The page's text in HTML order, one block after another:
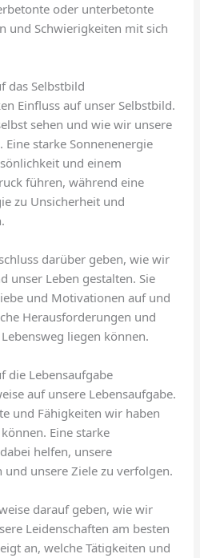
oder unterbetonte
und Schwierigkeiten mit sich
das Selbstbild
Einfluss auf unser Selbstbild.
sehen und wie wir unsere
starke Sonnenenergie
und einem
führen, während eine
zu Unsicherheit und
darüber geben, wie wir
unser Leben gestalten. Sie
und Motivationen auf und
Herausforderungen und
liegen können.
die Lebensaufgabe
auf unsere Lebensaufgabe.
und Fähigkeiten wir haben
Eine starke
helfen, unsere
unsere Ziele zu verfolgen.
darauf geben, wie wir
Leidenschaften am besten
an, welche Tätigkeiten und